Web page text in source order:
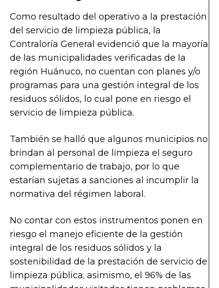
Como resultado del operativo a la prestación
del servicio de limpieza pública, la
Contraloría General evidenció que la mayoría
de las municipalidades verificadas de la
región Huánuco, no cuentan con planes y/o
programas para una gestión integral de los
residuos sólidos, lo cual pone en riesgo el
servicio de limpieza pública.
También se halló que algunos municipios no
brindan al personal de limpieza el seguro
complementario de trabajo, por lo que
estarían sujetas a sanciones al incumplir la
normativa del régimen laboral.
No contar con estos instrumentos ponen en
riesgo el manejo eficiente de la gestión
integral de los residuos sólidos y la
sostenibilidad de la prestación de servicio de
limpieza pública; asimismo, el 96% de las